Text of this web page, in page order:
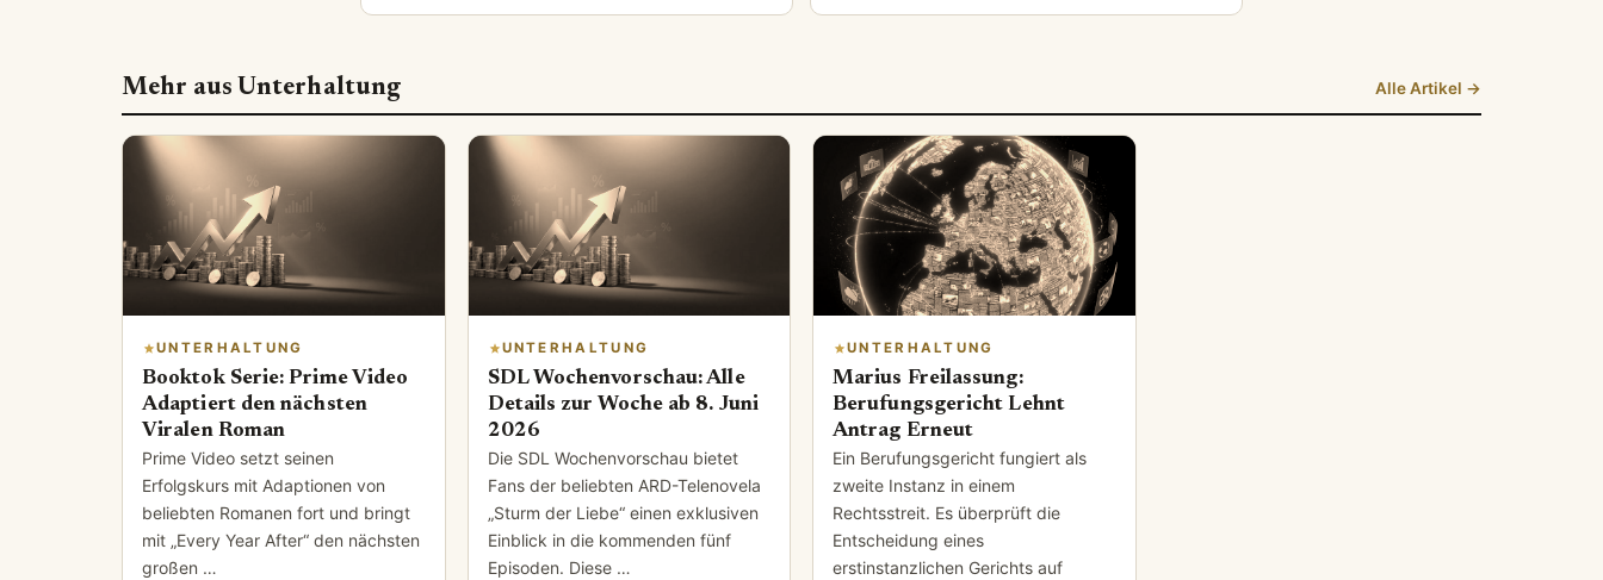
Mehr aus Unterhaltung Alle Artikel →
UNTERHALTUNG
Booktok Serie: Prime Video
Adaptiert den nächsten
Viralen Roman
Prime Video setzt seinen
Erfolgskurs mit Adaptionen von
beliebten Romanen fort und bringt
mit „Every Year After“ den nächsten
großen …
UNTERHALTUNG
SDL Wochenvorschau: Alle
Details zur Woche ab 8. Juni
2026
Die SDL Wochenvorschau bietet
Fans der beliebten ARD-Telenovela
„Sturm der Liebe“ einen exklusiven
Einblick in die kommenden fünf
Episoden. Diese …
UNTERHALTUNG
Marius Freilassung:
Berufungsgericht Lehnt
Antrag Erneut
Ein Berufungsgericht fungiert als
zweite Instanz in einem
Rechtsstreit. Es überprüft die
Entscheidung eines
erstinstanzlichen Gerichts auf